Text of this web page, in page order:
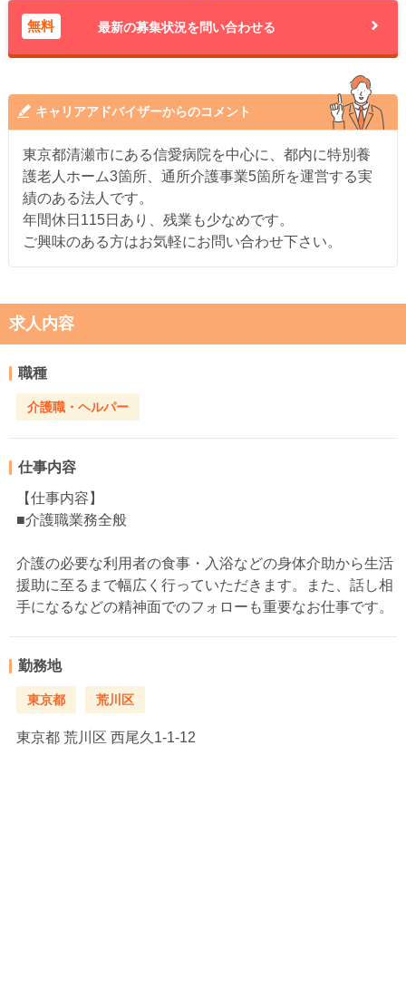
無料 最新の募集状況を問い合わせる
キャリアアドバイザーからのコメント
東京都清瀬市にある信愛病院を中心に、都内に特別養
護老人ホーム3箇所、通所介護事業5箇所を運営する実
績のある法人です。
年間休日115日あり、残業も少なめです。
ご興味のある方はお気軽にお問い合わせ下さい。
求人内容
職種
介護職・ヘルパー
仕事内容
【仕事内容】
■介護職業務全般
介護の必要な利用者の食事・入浴などの身体介助から生活
援助に至るまで幅広く行っていただきます。また、話し相
手になるなどの精神面でのフォローも重要なお仕事です。
勤務地
東京都 荒川区
東京都 荒川区 西尾久1-1-12